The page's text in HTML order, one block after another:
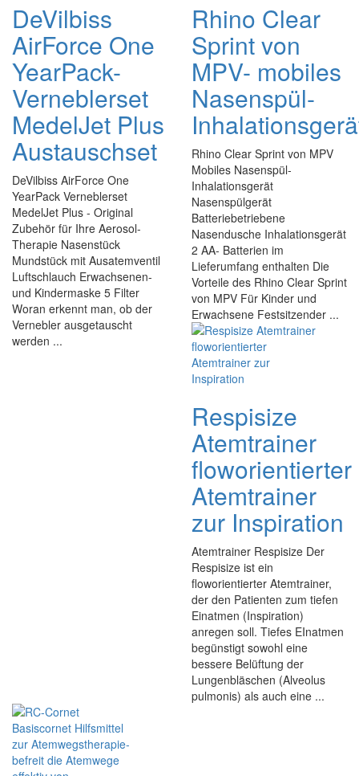
DeVilbiss
AirForce One
YearPack-
Verneblerset
MedelJet Plus
Austauschset
DeVilbiss AirForce One
YearPack Verneblerset
MedelJet Plus - Original
Zubehör für Ihre Aerosol-
Therapie Nasenstück
Mundstück mit Ausatemventil
Luftschlauch Erwachsenen-
und Kindermaske 5 Filter
Woran erkennt man, ob der
Vernebler ausgetauscht
werden ...
Rhino Clear
Sprint von
MPV- mobiles
Nasenspül-
Rhino Clear Sprint von MPV
Mobiles Nasenspül-
Inhalationsgerät
Nasenspülgerät
Batteriebetriebene
Nasendusche Inhalationsgerät
2 AA- Batterien im
Lieferumfang enthalten Die
Vorteile des Rhino Clear Sprint
von MPV Für Kinder und
Erwachsene Festsitzender ...
Respisize
Atemtrainer
floworientierter
Atemtrainer
zur Inspiration
Atemtrainer Respisize Der
Respisize ist ein
floworientierter Atemtrainer,
der den Patienten zum tiefen
Einatmen (Inspiration)
anregen soll. Tiefes EInatmen
begünstigt sowohl eine
bessere Belüftung der
Lungenbläschen (Alveolus
pulmonis) als auch eine ...